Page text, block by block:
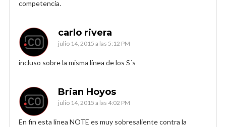
competencia.
carlo rivera
julio 14, 2015 a las 5:12 PM
incluso sobre la misma línea de los S´s
Brian Hoyos
julio 14, 2015 a las 4:02 PM
En fin esta linea NOTE es muy sobresaliente contra la